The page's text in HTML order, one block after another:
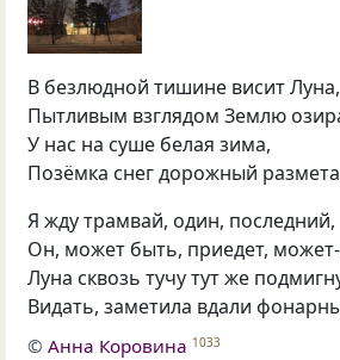
В безлюдной тишине висит Луна,
Пытливым взглядом Землю
У нас на суше белая зима,
Позёмка снег дорожный
Я жду трамвай, один, последний,
Он, может быть, приедет,
Луна сквозь тучу тут же
Видать, заметила вдали
©Анна Коровина 1033